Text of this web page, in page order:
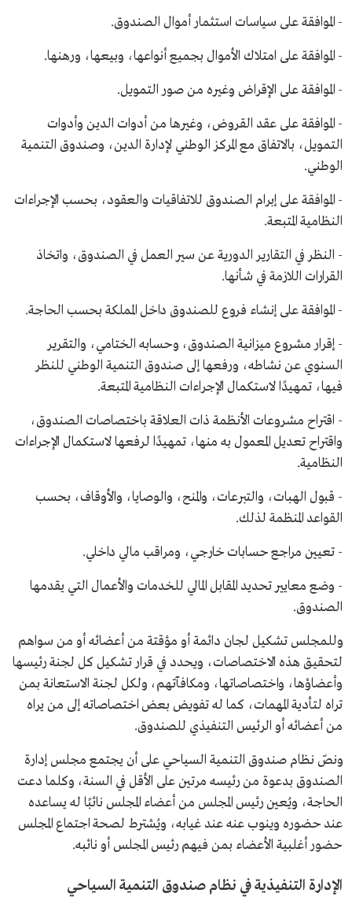
- الموافقة على سياسات استثمار أموال الصندوق.
- الموافقة على امتلاك الأموال بجميع أنواعها، وبيعها، ورهنها.
- الموافقة على الإقراض وغيره من صور التمويل.
- الموافقة على عقد القروض، وغيرها من أدوات الدين وأدوات
التمويل، بالاتفاق مع المركز الوطني لإدارة الدين، وصندوق التنمية
الوطني.
- الموافقة على إبرام الصندوق للاتفاقيات والعقود، بحسب الإجراءات
النظامية المتبعة.
- النظر في التقارير الدورية عن سير العمل في الصندوق، واتخاذ
القرارات اللازمة في شأنها.
- الموافقة على إنشاء فروع للصندوق داخل المملكة بحسب الحاجة.
- إقرار مشروع ميزانية الصندوق، وحسابه الختامي، والتقرير
السنوي عن نشاطه، ورفعها إلى صندوق التنمية الوطني للنظر
فيها، تمهيدًا لاستكمال الإجراءات النظامية المتبعة.
- اقتراح مشروعات الأنظمة ذات العلاقة باختصاصات الصندوق،
واقتراح تعديل المعمول به منها، تمهيدًا لرفعها لاستكمال الإجراءات
النظامية.
- قبول الهبات، والتبرعات، والمنح، والوصايا، والأوقاف، بحسب
القواعد المنظمة لذلك.
- تعيين مراجع حسابات خارجي، ومراقب مالي داخلي.
- وضع معايير تحديد المقابل المالي للخدمات والأعمال التي يقدمها
الصندوق.
وللمجلس تشكيل لجان دائمة أو مؤقتة من أعضائه أو من سواهم
لتحقيق هذه الاختصاصات، ويحدد في قرار تشكيل كل لجنة رئيسها
وأعضاؤها، واختصاصاتها، ومكافآتهم، ولكل لجنة الاستعانة بمن
تراه لتأدية المهمات، كما له تفويض بعض اختصاصاته إلى من يراه
من أعضائه أو الرئيس التنفيذي للصندوق.
ونصّ نظام صندوق التنمية السياحي على أن يجتمع مجلس إدارة
الصندوق بدعوة من رئيسه مرتين على الأقل في السنة، وكلما دعت
الحاجة، ويُعين رئيس المجلس من أعضاء المجلس نائبًا له يساعده
عند حضوره وينوب عنه عند غيابه، ويُشترط لصحة اجتماع المجلس
حضور أغلبية الأعضاء بمن فيهم رئيس المجلس أو نائبه.
الإدارة التنفيذية في نظام صندوق التنمية السياحي